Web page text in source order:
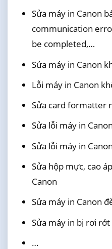
Sửa máy in Canon
communication
be completed,…
Sửa máy in Canon
Lỗi máy in Canon
Sửa card formatter
Sửa lỗi máy in
Sửa lỗi máy in
Sửa hộp mực, cao
Canon
Sửa máy in Canon
Sửa máy in bị rơi rớt
…